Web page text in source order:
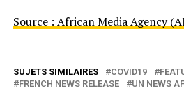
Source : African Media Agency
SUJETS SIMILAIRES COVID19
FRENCH NEWS RELEASE
UN NEWS